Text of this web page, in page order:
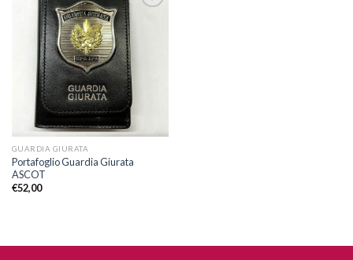
Aggiungi
alla lista
desideri
GUARDIA GIURATA
Portafoglio Guardia Giurata
ASCOT
€52,00